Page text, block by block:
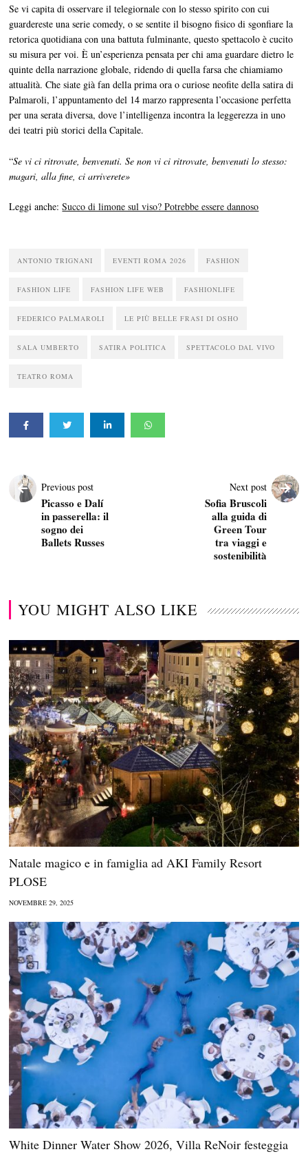
Se vi capita di osservare il telegiornale con lo stesso spirito con cui
guardereste una serie comedy, o se sentite il bisogno fisico di sgonfiare la
retorica quotidiana con una battuta fulminante, questo spettacolo è cucito
su misura per voi. È un’esperienza pensata per chi ama guardare dietro le
quinte della narrazione globale, ridendo di quella farsa che chiamiamo
attualità. Che siate già fan della prima ora o curiose neofite della satira di
Palmaroli, l’appuntamento del 14 marzo rappresenta l’occasione perfetta
per una serata diversa, dove l’intelligenza incontra la leggerezza in uno
dei teatri più storici della Capitale.
“Se vi ci ritrovate, benvenuti. Se non vi ci ritrovate, benvenuti lo stesso:
magari, alla fine, ci arriverete»
Leggi anche:Succo di limone sul viso? Potrebbe essere dannoso
ANTONIO TRIGNANI EVENTI ROMA 2026 FASHION
FASHION LIFE FASHION LIFE WEB FASHIONLIFE
FEDERICO PALMAROLI LE PIÙ BELLE FRASI DI OSHO
SALA UMBERTO SATIRA POLITICA SPETTACOLO DAL VIVO
TEATRO ROMA
Previous post
Picasso e Dalí
in passerella: il
sogno dei
Ballets Russes
Next post
Sofia Bruscoli
alla guida di
Green Tour
tra viaggi e
sostenibilità
YOU MIGHT ALSO LIKE
Natale magico e in famiglia ad AKI Family Resort
PLOSE
NOVEMBRE 29, 2025
White Dinner Water Show 2026, Villa ReNoir festeggia